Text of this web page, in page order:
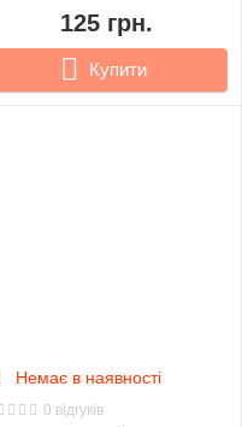
POKEMON
RIVERDALE
125 грн.
Купити
Немає в наявності
0 відгуків